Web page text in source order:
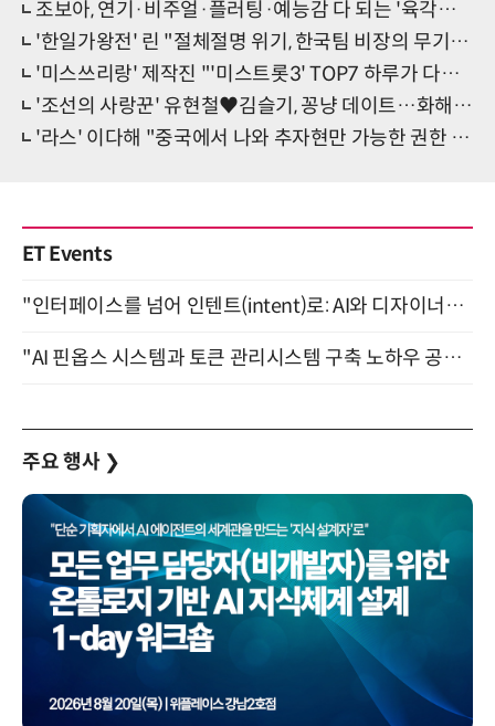
조보아, 연기·비주얼·플러팅·예능감 다 되는 '육각형 배우' 등극
'한일가왕전' 린 "절체절명 위기, 한국팀 비장의 무기로 출격"
'미스쓰리랑' 제작진 "'미스트롯3' TOP7 하루가 다르게 성장"
'조선의 사랑꾼' 유현철♥김슬기, 꽁냥 데이트…화해 후 혼인신고
'라스' 이다해 "중국에서 나와 추자현만 가능한 권한 있어"
ET Events
"인터페이스를 넘어 인텐트(intent)로: AI와 디자이너가 함께 만드는 공존의 UX" 강남역 (9/2)
"AI 핀옵스 시스템과 토큰 관리시스템 구축 노하우 공개" 잠실 한국광고문화회관 2층 대회의실 (8/21)
주요 행사 ❯